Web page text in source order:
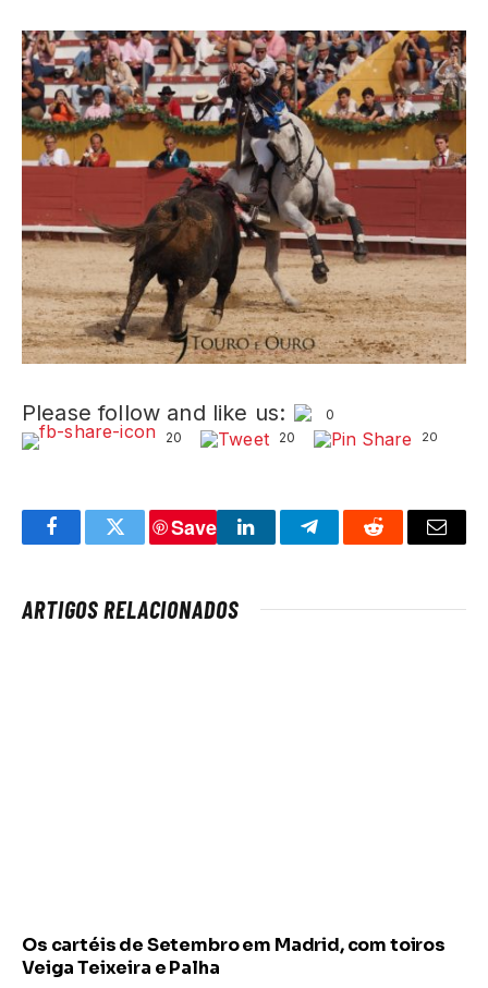
Please follow and like us:
0
20
20 20
FacebookTwitter
Save
LinkedInTelegramReddit Email
ARTIGOS RELACIONADOS
Os cartéis de Setembro em Madrid, com toiros
Veiga Teixeira e Palha